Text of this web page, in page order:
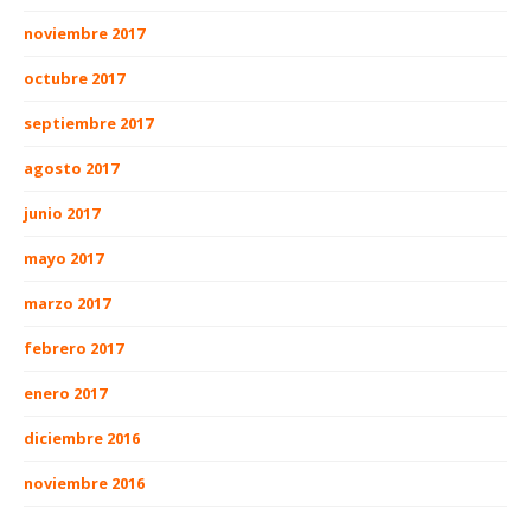
noviembre 2017
octubre 2017
septiembre 2017
agosto 2017
junio 2017
mayo 2017
marzo 2017
febrero 2017
enero 2017
diciembre 2016
noviembre 2016